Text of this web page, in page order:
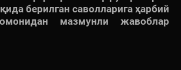
берилган саволларига ҳарбий
мазмунли жавоблар